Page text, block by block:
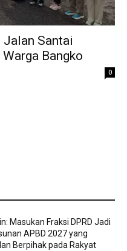
Jalan Santai
Bangko
0
Masukan Fraksi DPRD Jadi
APBD 2027 yang
Berpihak pada Rakyat